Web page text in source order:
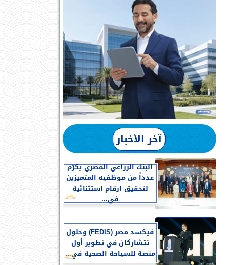
آخر الأخبار
البنك الزراعي المصري يكرّم
عدداً من موظفيه المتميزين
لتحقيق ارقام استثنائية
في...
فيكسد مصر (FEDIS) وحلول
تتشاركان في تطوير أول
منصة للسياحة الصحية في...